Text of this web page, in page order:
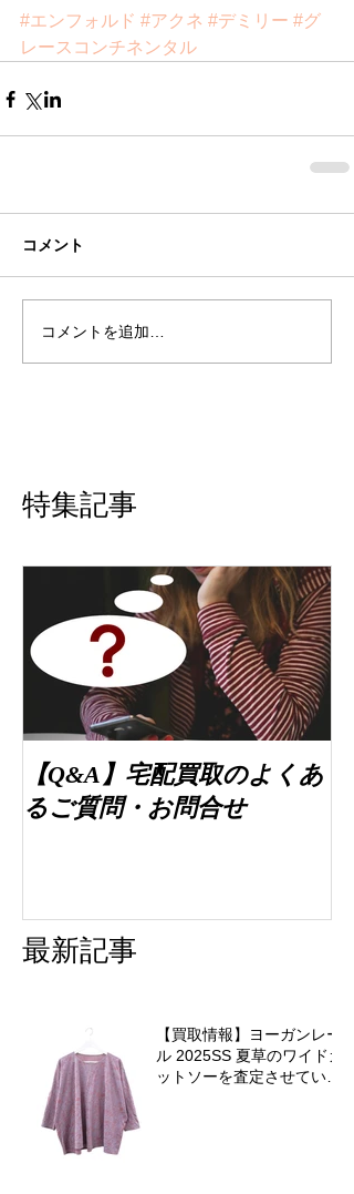
#エンフォルド #アクネ #デミリー #グ
レースコンチネンタル
コメント
コメントを追加…
特集記事
【Q&A】宅配買取のよくあ
るご質問・お問合せ
最新記事
【買取情報】ヨーガンレー
ル 2025SS 夏草のワイドカ
ットソーを査定させていた